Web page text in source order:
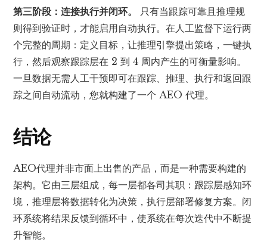
第三阶段：连接执行并闭环。
只有当跟踪可靠且推理规
则得到验证时，才能启用自动执行。在人工监督下运行两
个完整的周期：定义目标，让推理引擎提出策略，一键执
行，然后观察跟踪层在 2 到 4 周内产生的可衡量影响。
一旦数据无需人工干预即可在跟踪、推理、执行和返回跟
踪之间自动流动，您就构建了一个 AEO 代理。
结论
AEO代理并非市面上出售的产品，而是一种需要构建的
架构。它由三层组成，每一层都各司其职：跟踪层感知环
境，推理层将数据转化为决策，执行层部署修复方案。闭
环系统将结果反馈到循环中，使系统在每次迭代中不断提
升智能。